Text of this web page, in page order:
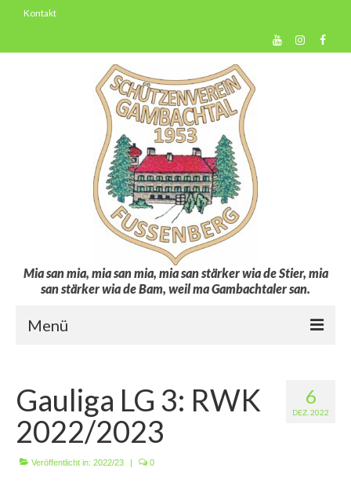
Kontakt
Mia san mia, mia san mia, mia san stärker wia de Stier, mia
san stärker wia de Bam, weil ma Gambachtaler san.
Menü
Vorstandschaft
Unsere Erfolge
Vereinschronik
6
DEZ. 2022
Gauliga LG 3: RWK
2022/2023
Veröffentlicht in: 2022/23 0